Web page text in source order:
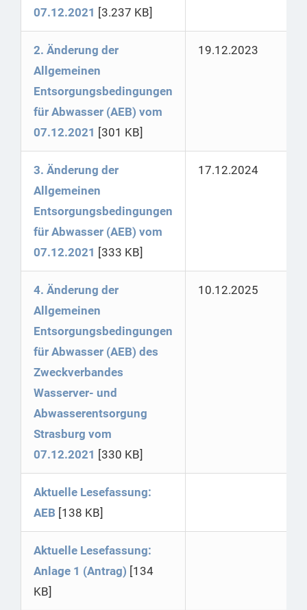
07.12.2021 [3.237 KB]
2. Änderung der
Allgemeinen
Entsorgungsbedingungen
für Abwasser (AEB) vom
07.12.2021 [301 KB]
19.12.2023
3. Änderung der
Allgemeinen
Entsorgungsbedingungen
für Abwasser (AEB) vom
07.12.2021 [333 KB]
17.12.2024
4. Änderung der
Allgemeinen
Entsorgungsbedingungen
für Abwasser (AEB) des
Zweckverbandes
Wasserver- und
Abwasserentsorgung
Strasburg vom
07.12.2021 [330 KB]
10.12.2025
Aktuelle Lesefassung:
AEB [138 KB]
Aktuelle Lesefassung:
Anlage 1 (Antrag) [134
KB]